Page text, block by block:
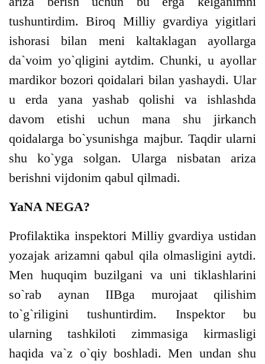
tushuntirdim. Biroq Milliy gvardiya yigitlari
ishorasi bilan meni kaltaklagan ayollarga
da`voim yo`qligini aytdim. Chunki, u ayollar
mardikor bozori qoidalari bilan yashaydi. Ular
u erda yana yashab qolishi va ishlashda
davom etishi uchun mana shu jirkanch
qoidalarga bo`ysunishga majbur. Taqdir ularni
shu ko`yga solgan. Ularga nisbatan ariza
berishni vijdonim qabul qilmadi.
YaNA NEGA?
Profilaktika inspektori Milliy gvardiya ustidan
yozajak arizamni qabul qila olmasligini aytdi.
Men huquqim buzilgani va uni tiklashlarini
so`rab aynan IIBga murojaat qilishim
to`g`riligini tushuntirdim. Inspektor bu
ularning tashkiloti zimmasiga kirmasligi
haqida va`z o`qiy boshladi. Men undan shu